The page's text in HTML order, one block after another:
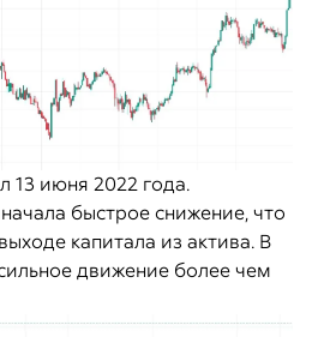
13 июня 2022 года.
быстрое снижение, что
капитала из актива. В
движение более чем